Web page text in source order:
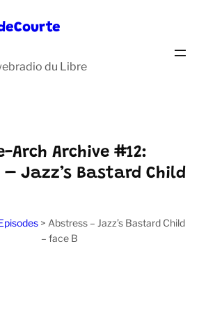
du Libre
Arch Archive #12:
Jazz’s Bastard Child
> Abstress – Jazz’s Bastard Child
– face B